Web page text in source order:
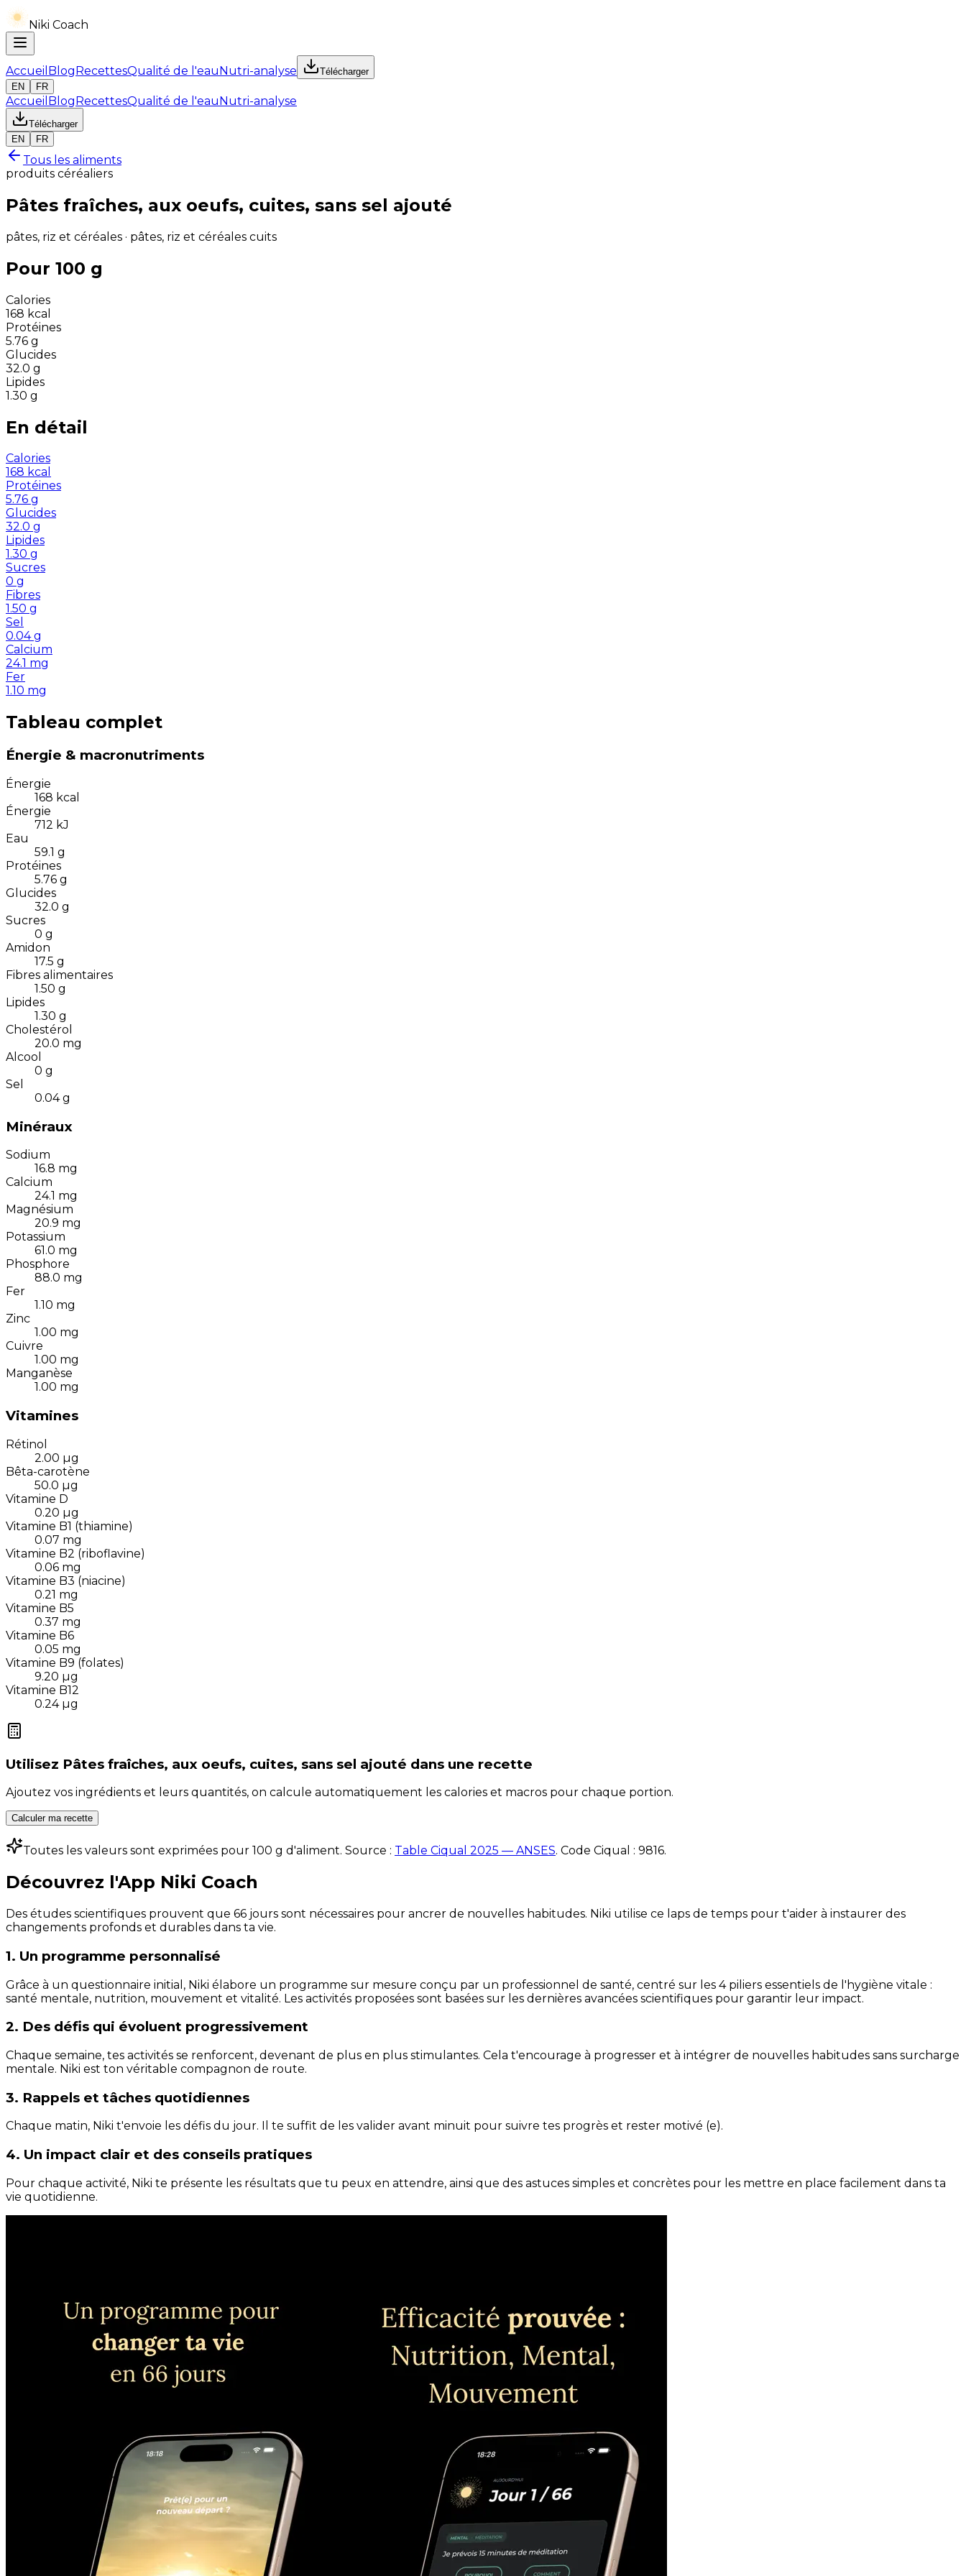
Niki Coach
Accueil BlogRecettesQualité de l'eauNutri-analyse
Télécharger
EN
FR
Accueil BlogRecettesQualité de l'eauNutri-analyse
Télécharger
EN
FR
Tous les aliments
produits céréaliers
Pâtes fraîches, aux oeufs, cuites, sans sel ajouté
pâtes, riz et céréales · pâtes, riz et céréales cuits
Pour 100 g
Calories
168 kcal
Protéines
5.76 g
Glucides
32.0 g
Lipides
1.30 g
En détail
Calories
168 kcal
Protéines
5.76 g
Glucides
32.0 g
Lipides
1.30 g
Sucres
0 g
Fibres
1.50 g
Sel
0.04 g
Calcium
24.1 mg
Fer
1.10 mg
Tableau complet
Énergie & macronutriments
Énergie
168 kcal
Énergie
712 kJ
Eau
59.1 g
Protéines
5.76 g
Glucides
32.0 g
Sucres
0 g
Amidon
17.5 g
Fibres alimentaires
1.50 g
Lipides
1.30 g
Cholestérol
20.0 mg
Alcool
0 g
Sel
0.04 g
Minéraux
Sodium
16.8 mg
Calcium
24.1 mg
Magnésium
20.9 mg
Potassium
61.0 mg
Phosphore
88.0 mg
Fer
1.10 mg
Zinc
1.00 mg
Cuivre
1.00 mg
Manganèse
1.00 mg
Vitamines
Rétinol
2.00 µg
Bêta-carotène
50.0 µg
Vitamine D
0.20 µg
Vitamine B1 (thiamine)
0.07 mg
Vitamine B2 (riboflavine)
0.06 mg
Vitamine B3 (niacine)
0.21 mg
Vitamine B5
0.37 mg
Vitamine B6
0.05 mg
Vitamine B9 (folates)
9.20 µg
Vitamine B12
0.24 µg
Utilisez Pâtes fraîches, aux oeufs, cuites, sans sel ajouté dans une recette
Ajoutez vos ingrédients et leurs quantités, on calcule automatiquement les calories et macros pour chaque portion.
Calculer ma recette
Toutes les valeurs sont exprimées pour 100 g d'aliment. Source : Table Ciqual 2025 — ANSES. Code Ciqual : 9816.
Découvrez l'App Niki Coach
Des études scientifiques prouvent que 66 jours sont nécessaires pour ancrer de nouvelles habitudes. Niki utilise ce laps de temps pour t'aider à instaurer des
changements profonds et durables dans ta vie.
1. Un programme personnalisé
Grâce à un questionnaire initial, Niki élabore un programme sur mesure conçu par un professionnel de santé, centré sur les 4 piliers essentiels de l'hygiène vitale :
santé mentale, nutrition, mouvement et vitalité. Les activités proposées sont basées sur les dernières avancées scientifiques pour garantir leur impact.
2. Des défis qui évoluent progressivement
Chaque semaine, tes activités se renforcent, devenant de plus en plus stimulantes. Cela t'encourage à progresser et à intégrer de nouvelles habitudes sans surcharge
mentale. Niki est ton véritable compagnon de route.
3. Rappels et tâches quotidiennes
Chaque matin, Niki t'envoie les défis du jour. Il te suffit de les valider avant minuit pour suivre tes progrès et rester motivé (e).
4. Un impact clair et des conseils pratiques
Pour chaque activité, Niki te présente les résultats que tu peux en attendre, ainsi que des astuces simples et concrètes pour les mettre en place facilement dans ta
vie quotidienne.